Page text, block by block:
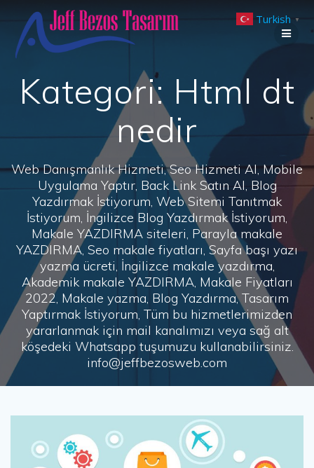
to
Kategori: Html dt
nedir
Web Danışmanlık Hizmeti, Seo Hizmeti Al, Mobile
Uygulama Yaptır, Back Link Satın Al, Blog
Yazdırmak İstiyorum, Web Sitemi Tanıtmak
İstiyorum, İngilizce Blog Yazdırmak İstiyorum,
Makale YAZDIRMA siteleri, Parayla makale
YAZDIRMA, Seo makale fiyatları, Sayfa başı yazı
yazma ücreti, İngilizce makale yazdırma,
Akademik makale YAZDIRMA, Makale Fiyatları
2022, Makale yazma, Blog Yazdırma, Tasarım
Yaptırmak İstiyorum, Tüm bu hizmetlerimizden
yararlanmak için mail kanalımızı veya sağ alt
köşedeki Whatsapp tuşumuzu kullanabilirsiniz.
info@jeffbezosweb.com
Turkish ▼